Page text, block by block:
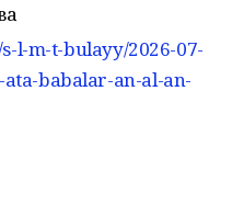
l-m-t-bulayy/2026-07-
babalar-an-al-an-